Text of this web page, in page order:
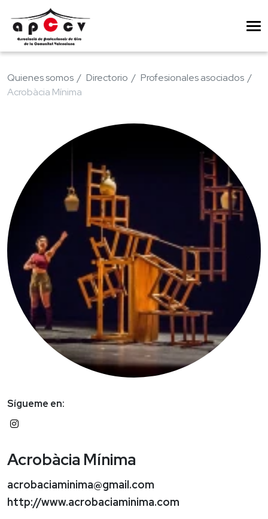
Quienes somos Directorio
Profesionales asociados
Acrobàcia Mínima
Sígueme en:
Acrobàcia Mínima
acrobaciaminima@gmail.com
http://www.acrobaciaminima.com